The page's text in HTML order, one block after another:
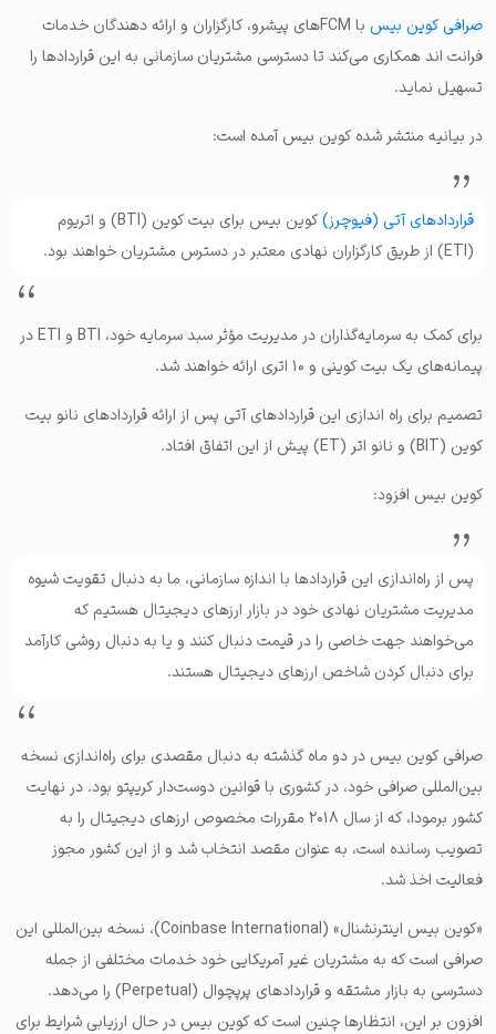
صرافی کوین بیس
با FCMهای پیشرو، کارگزاران و ارائه دهندگان خدمات
فرانت اند همکاری می‌کند تا دسترسی مشتریان سازمانی به این قراردادها را
تسهیل نماید.
در بیانیه منتشر شده کوین بیس آمده است:
قراردادهای آتی (فیوچرز)
کوین بیس برای بیت کوین (BTI) و اتریوم
(ETI) از طریق کارگزاران نهادی معتبر در دسترس مشتریان خواهند بود.
برای کمک به سرمایه‌گذاران در مدیریت مؤثر سبد سرمایه خود، BTI و ETI در
پیمانه‌های یک بیت کوینی و ۱۰ اتری ارائه خواهند شد.
تصمیم برای راه اندازی این قراردادهای آتی پس از ارائه قراردادهای نانو بیت
کوین (BIT) و نانو اتر (ET) پیش از این اتفاق افتاد.
کوین بیس افزود:
پس از راه‌اندازی این قراردادها با اندازه سازمانی، ما به دنبال تقویت شیوه
مدیریت مشتریان نهادی خود در بازار ارزهای دیجیتال هستیم که
می‌خواهند جهت خاصی را در قیمت دنبال کنند و یا به دنبال روشی کارآمد
برای دنبال کردن شاخص ارزهای دیجیتال هستند.
صرافی کوین بیس در دو ماه گذشته به دنبال مقصدی برای راه‌اندازی نسخه
بین‌المللی صرافی خود،‌ در کشوری با قوانین دوست‌دار کریپتو بود. در نهایت
کشور برمودا، که از سال ۲۰۱۸ مقررات مخصوص ارزهای دیجیتال را به
تصویب رسانده است،‌ به عنوان مقصد انتخاب شد و از این کشور مجوز
فعالیت اخذ شد.
«کوین بیس اینترنشنال» (Coinbase International)، نسخه بین‌المللی این
صرافی است که به مشتریان غیر آمریکایی خود خدمات مختلفی از جمله
دسترسی به بازار مشتقه و قراردادهای پرپچوال (Perpetual) را می‌دهد.
افزون بر این، انتظارها چنین است که کوین بیس در حال ارزیابی شرایط برای